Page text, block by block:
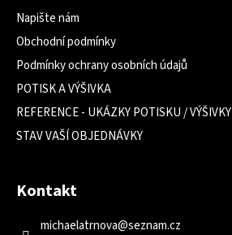
Napište nám
Obchodní podmínky
Podmínky ochrany osobních údajů
POTISK A VÝŠIVKA
REFERENCE - UKÁZKY POTISKU / VÝŠIVKY
STAV VAŠÍ OBJEDNÁVKY
Kontakt
michaelatrnova@seznam.cz